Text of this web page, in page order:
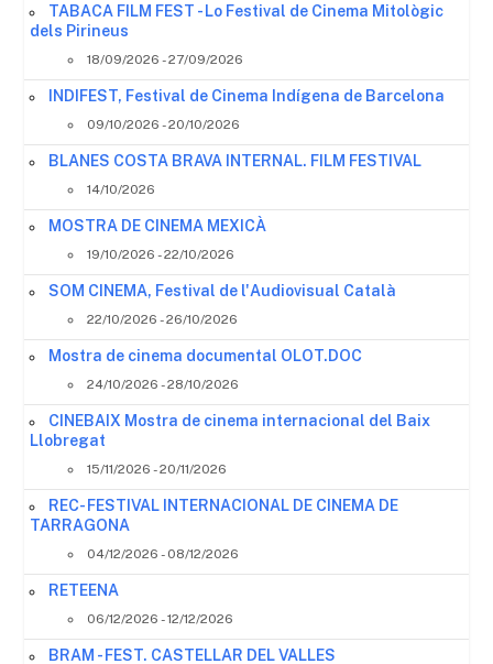
TABACA FILM FEST - Lo Festival de Cinema Mitològic
dels Pirineus
18/09/2026 - 27/09/2026
INDIFEST, Festival de Cinema Indígena de Barcelona
09/10/2026 - 20/10/2026
BLANES COSTA BRAVA INTERNAL. FILM FESTIVAL
14/10/2026
MOSTRA DE CINEMA MEXICÀ
19/10/2026 - 22/10/2026
SOM CINEMA, Festival de l'Audiovisual Català
22/10/2026 - 26/10/2026
Mostra de cinema documental OLOT.DOC
24/10/2026 - 28/10/2026
CINEBAIX Mostra de cinema internacional del Baix
Llobregat
15/11/2026 - 20/11/2026
REC- FESTIVAL INTERNACIONAL DE CINEMA DE
TARRAGONA
04/12/2026 - 08/12/2026
RETEENA
06/12/2026 - 12/12/2026
BRAM - FEST. CASTELLAR DEL VALLES